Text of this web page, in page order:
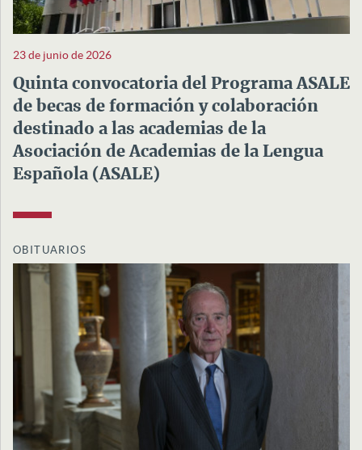
23 de junio de 2026
Quinta convocatoria del Programa ASALE
de becas de formación y colaboración
destinado a las academias de la
Asociación de Academias de la Lengua
Española (ASALE)
OBITUARIOS